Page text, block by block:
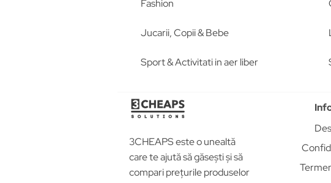
Fashion
Jucarii, Copii & Bebe
Sport & Activitati in aer liber
3CHEAPS este o unealtă
care te ajută să găsești și să
compari prețurile produselor